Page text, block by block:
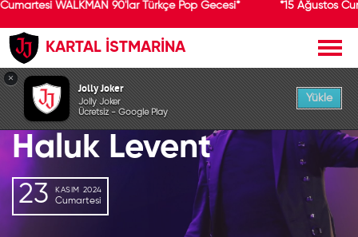
WALKMAN 90'lar Türkçe Pop Gecesi* *15 Ağustos
KARTAL İSTMARİNA
GEÇMİŞ ETKİNLİK
Haluk Levent
23 KASIM 2024
Cumartesi
×
Jolly Joker
Jolly Joker
Ücretsiz - Google Play
Yükle